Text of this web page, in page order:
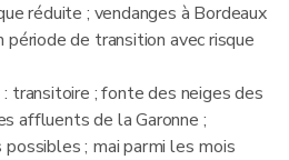
réduite ; vendanges à Bordeaux
de transition avec risque
transitoire ; fonte des neiges des
affluents de la Garonne ;
; mai parmi les mois